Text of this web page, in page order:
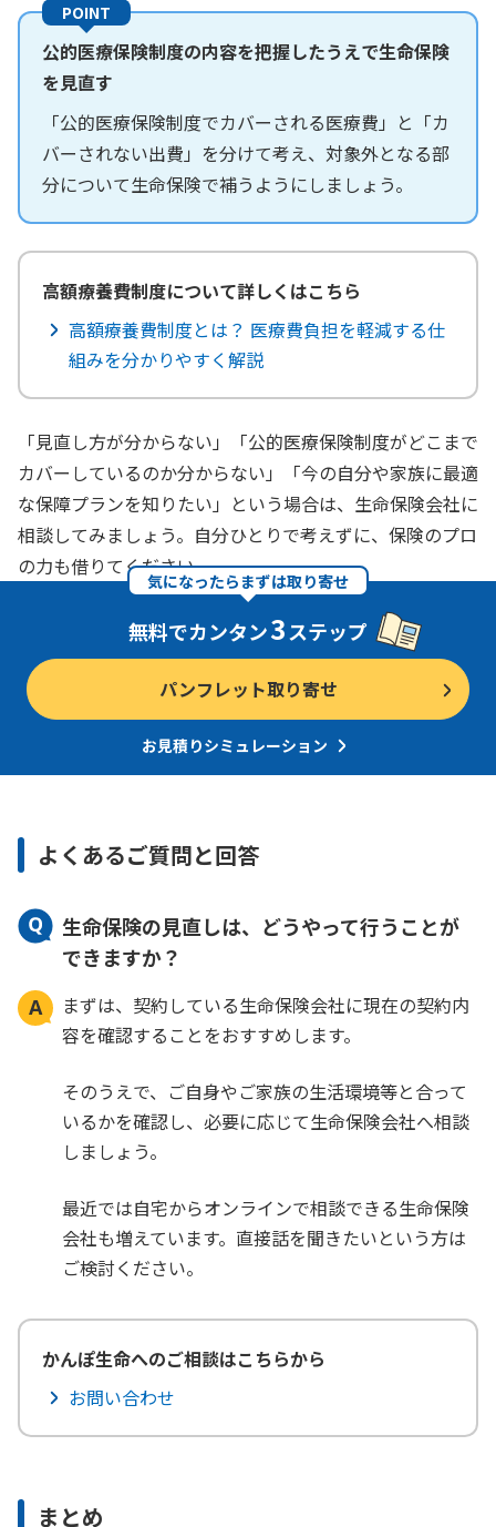
POINT
公的医療保険制度の内容を把握したうえで生命保険
を見直す
「公的医療保険制度でカバーされる医療費」と「カ
バーされない出費」を分けて考え、対象外となる部
分について生命保険で補うようにしましょう。
高額療養費制度について詳しくはこちら
高額療養費制度とは？ 医療費負担を軽減する仕
組みを分かりやすく解説
「見直し方が分からない」「公的医療保険制度がどこまで
カバーしているのか分からない」「今の自分や家族に最適
な保障プランを知りたい」という場合は、生命保険会社に
相談してみましょう。自分ひとりで考えずに、保険のプロ
の力も借りてください。
気になったらまずは取り寄せ
無料でカンタン3ステップ
パンフレット取り寄せ
お見積りシミュレーション
よくあるご質問と回答
生命保険の見直しは、どうやって行うことが
できますか？
まずは、契約している生命保険会社に現在の契約内
容を確認することをおすすめします。
そのうえで、ご自身やご家族の生活環境等と合って
いるかを確認し、必要に応じて生命保険会社へ相談
しましょう。
最近では自宅からオンラインで相談できる生命保険
会社も増えています。直接話を聞きたいという方は
ご検討ください。
かんぽ生命へのご相談はこちらから
お問い合わせ
まとめ